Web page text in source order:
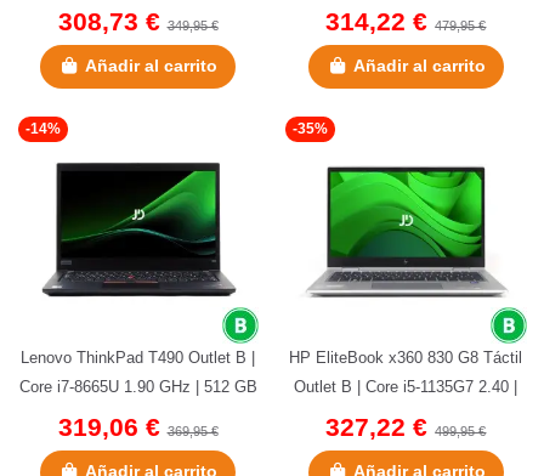
(1 nota)
GB NVMe | 8 GB DDR4 | 14"...
308,73 €349,95 €
Añadir al carrito
| 256 GB NVMe | 8 GB...
314,22 €479,95 €
Añadir al carrito
-14%
Lenovo ThinkPad T490 Outlet B |
Core i7-8665U 1.90 GHz | 512 GB
NVMe | 16 GB DDR4 | 14"...
319,06 €369,95 €
Añadir al carrito
-35%
HP EliteBook x360 830 G8 Táctil
Outlet B | Core i5-1135G7 2.40 |
256 GB NVMe | 8 GB...
327,22 €499,95 €
Añadir al carrito